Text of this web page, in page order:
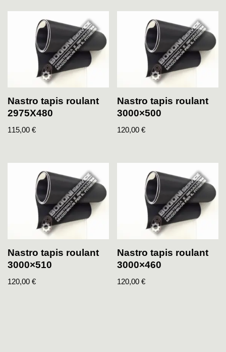
Nastro tapis roulant
2975X480
115,00 €
Nastro tapis roulant
3000×500
120,00€
Nastro tapis roulant
3000×510
120,00 €
Nastro tapis roulant
3000×460
120,00€